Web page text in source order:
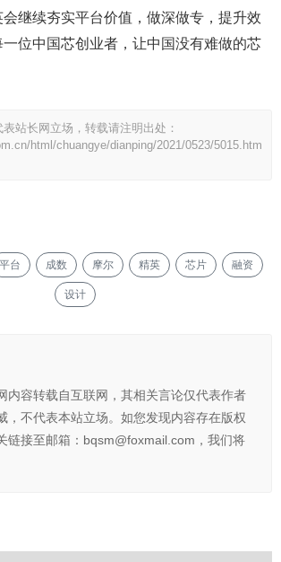
继续夯实平台价值，做深做专，提升效
位中国芯创业者，让中国没有难做的芯
站长网立场，转载请注明出处：
html/chuangye/dianping/2021/0523/5015.htm
平台 成数 摩尔 精英 芯片 融资
设计
内容转载自互联网，其相关言论仅代表作者
，不代表本站立场。如您发现内容存在版权
链接至邮箱：bqsm@foxmail.com，我们将